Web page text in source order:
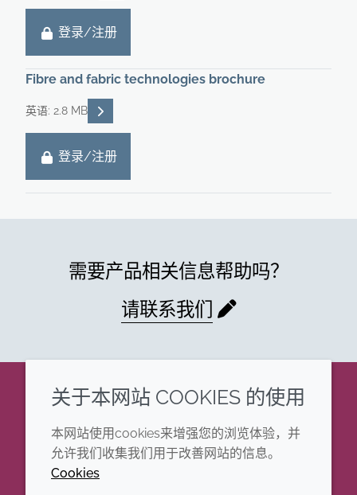
登录/注册
Fibre and fabric technologies brochure
英语: 2.8 MB READ DESCRIPTIONS
登录/注册
需要产品相关信息帮助吗？
请联系我们
企业
年度报告
可持续发展报告
法律信息
条款和条件
关于本网站 COOKIES 的使用
本网站使用cookies来增强您的浏览体验，并
允许我们收集我们用于改善网站的信息。
Cookies